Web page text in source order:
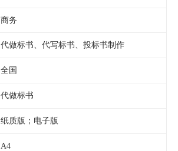
商务
代做标书、代写标书、投标书制作
全国
代做标书
纸质版；电子版
A4